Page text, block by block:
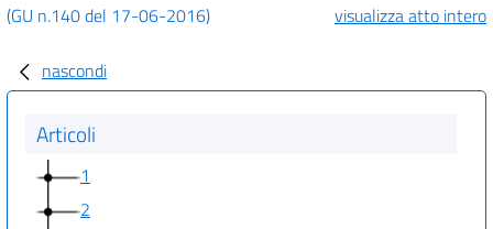
(GU n.140 del 17-06-2016)
visualizza atto intero
nascondi
Articoli
1
2